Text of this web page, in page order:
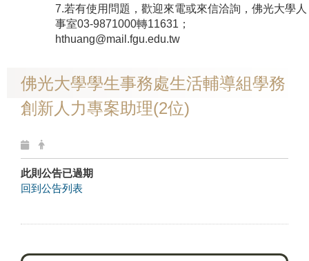
7.若有使用問題，歡迎來電或來信洽詢，佛光大學人
事室03-9871000轉11631；
hthuang@mail.fgu.edu.tw
佛光大學學生事務處生活輔導組學務
創新人力專案助理(2位)
此則公告已過期
回到公告列表